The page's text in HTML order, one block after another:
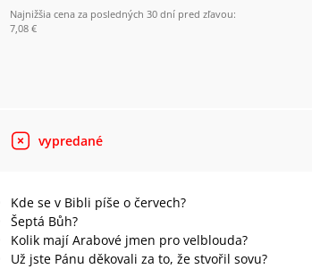
Najnižšia cena za posledných 30 dní pred zľavou:
7,08 €
vypredané
Kde se v Bibli píše o červech?
Šeptá Bůh?
Kolik mají Arabové jmen pro velblouda?
Už jste Pánu děkovali za to, že stvořil sovu?